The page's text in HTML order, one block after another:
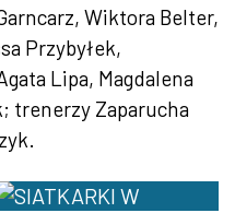
Wiktora Belter,
Przybyłek,
Lipa, Magdalena
trenerzy Zaparucha